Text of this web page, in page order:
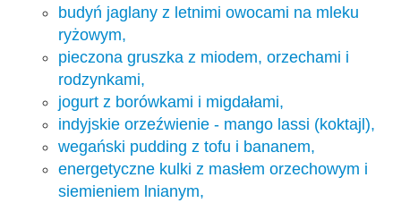
budyń jaglany z letnimi owocami na mleku
ryżowym,
pieczona gruszka z miodem, orzechami i
rodzynkami,
jogurt z borówkami i migdałami,
indyjskie orzeźwienie - mango lassi (koktajl),
wegański pudding z tofu i bananem,
energetyczne kulki z masłem orzechowym i
siemieniem lnianym,